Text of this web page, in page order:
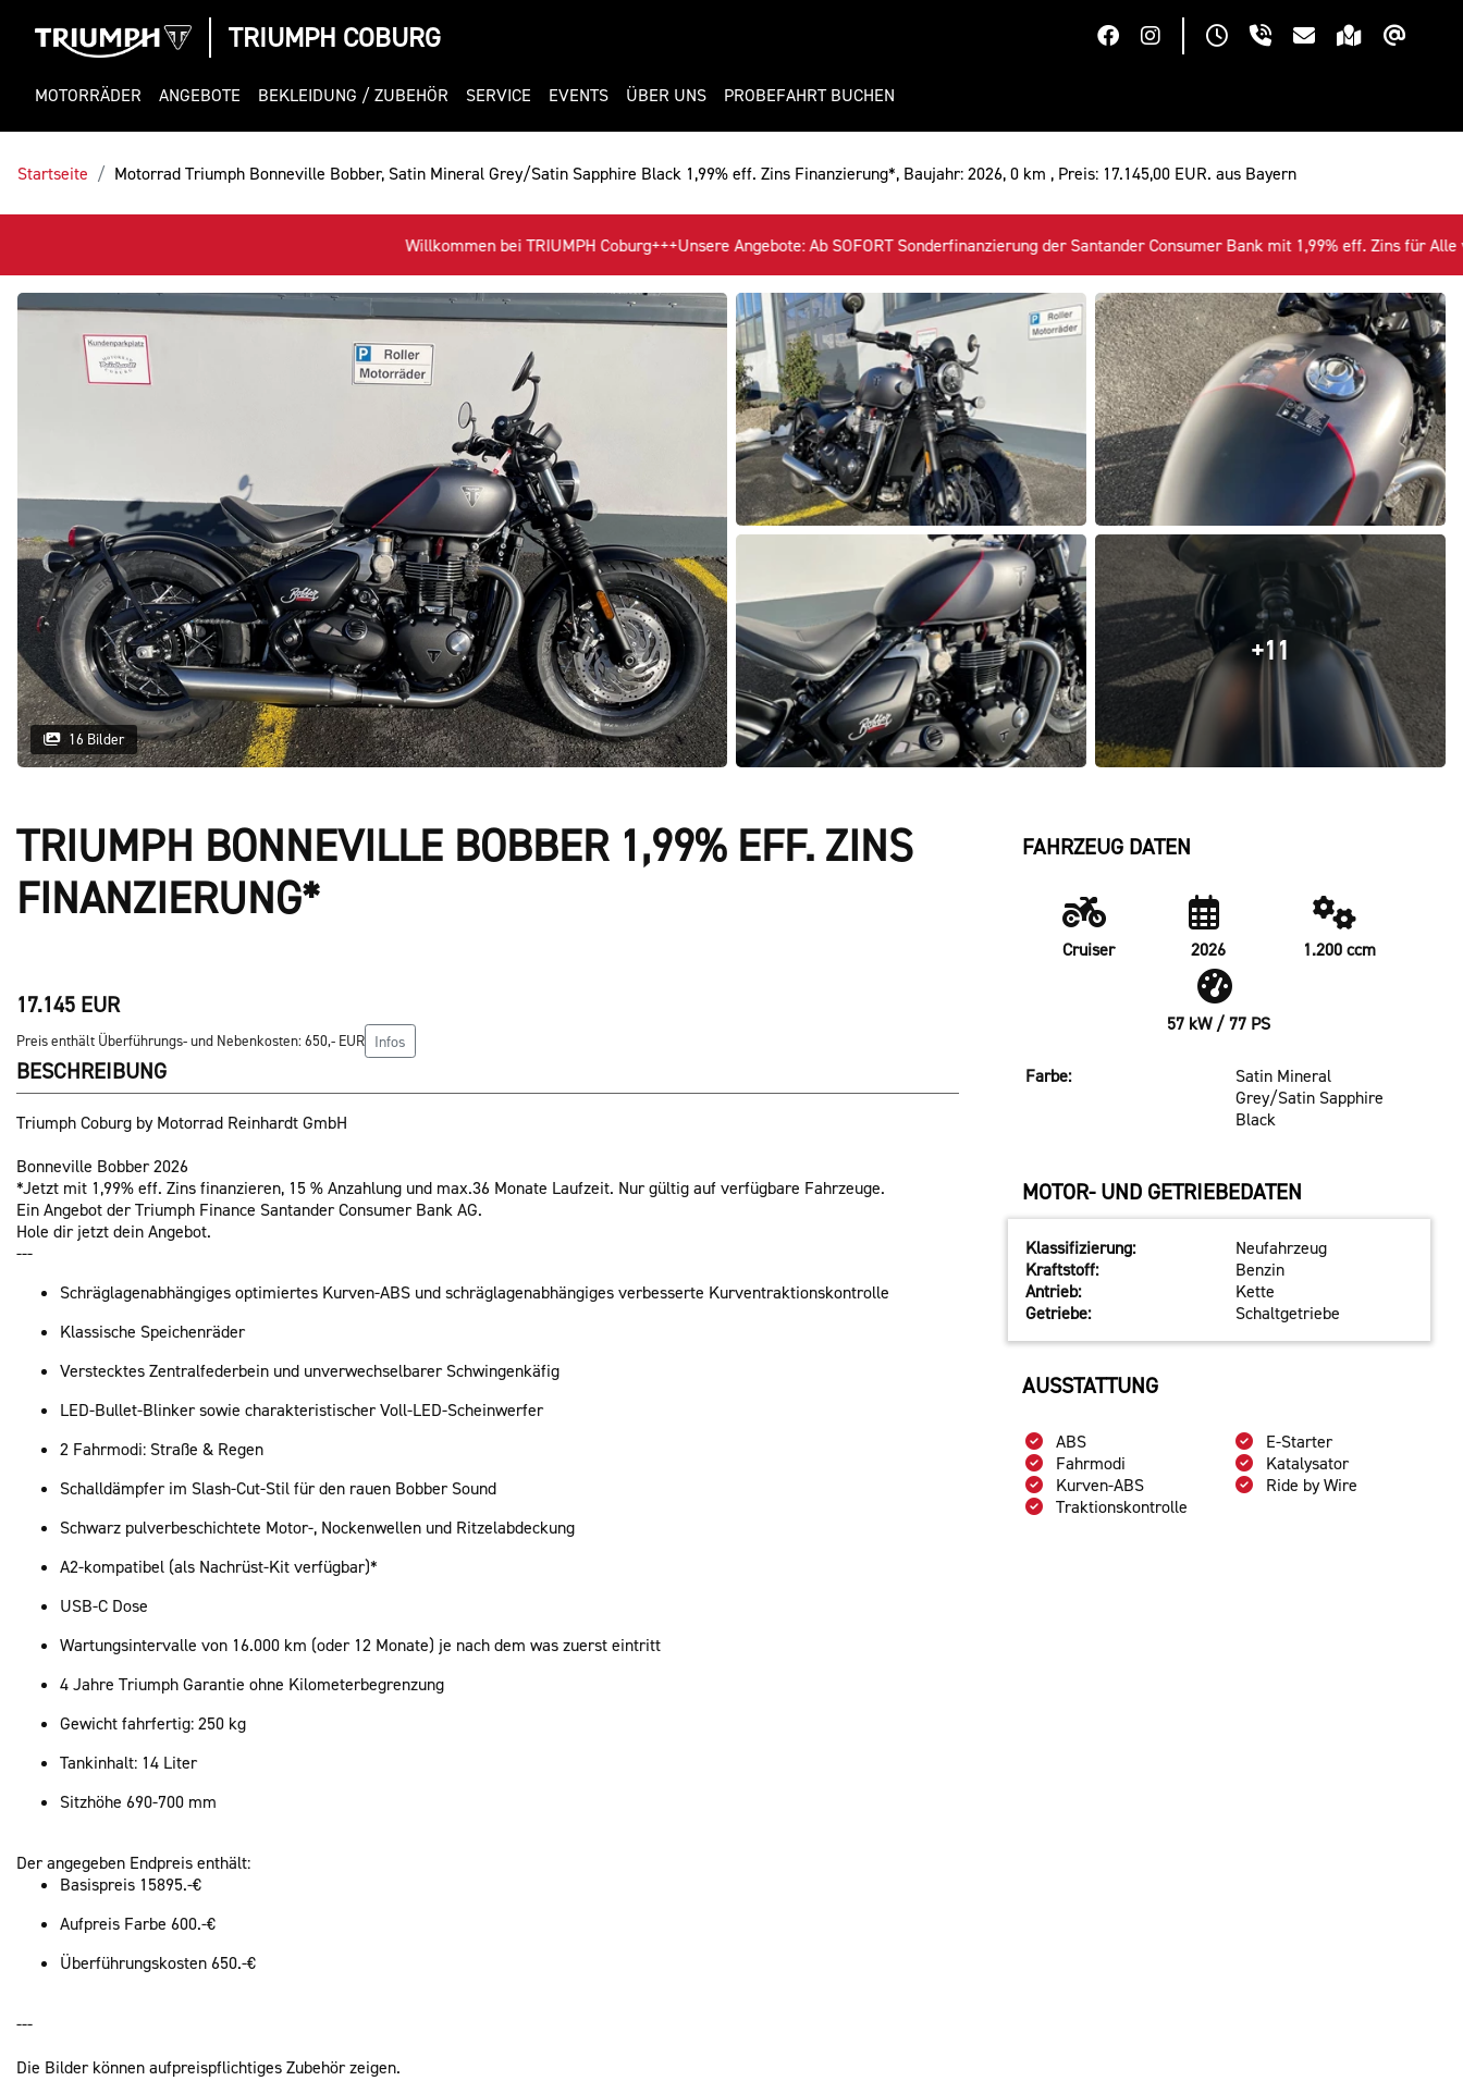
TRIUMPH COBURG
MOTORRÄDER ANGEBOTE BEKLEIDUNG / ZUBEHÖR SERVICE EVENTS ÜBER UNS PROBEFAHRT BUCHEN
Startseite Motorrad Triumph Bonneville Bobber, Satin Mineral Grey/Satin Sapphire Black 1,99% eff. Zins Finanzierung*, Baujahr: 2026, 0 km , Preis: 17.145,00 EUR. aus Bayern
Willkommen bei TRIUMPH Coburg+++Unsere Angebote: Ab SOFORT Sonderfinanzierung der Santander Consumer Bank mit 1,99% eff. Zins für Alle verfügbaren Triumph
16 Bilder
+11
TRIUMPH BONNEVILLE BOBBER 1,99% EFF. ZINS
FINANZIERUNG*
17.145 EUR
Preis enthält Überführungs- und Nebenkosten: 650,- EUR Infos
BESCHREIBUNG
Triumph Coburg by Motorrad Reinhardt GmbH
Bonneville Bobber 2026
*Jetzt mit 1,99% eff. Zins finanzieren, 15 % Anzahlung und max.36 Monate Laufzeit. Nur gültig auf verfügbare Fahrzeuge.
Ein Angebot der Triumph Finance Santander Consumer Bank AG.
Hole dir jetzt dein Angebot.
---
Schräglagenabhängiges optimiertes Kurven-ABS und schräglagenabhängiges verbesserte Kurventraktionskontrolle
Klassische Speichenräder
Verstecktes Zentralfederbein und unverwechselbarer Schwingenkäfig
LED-Bullet-Blinker sowie charakteristischer Voll-LED-Scheinwerfer
2 Fahrmodi: Straße & Regen
Schalldämpfer im Slash-Cut-Stil für den rauen Bobber Sound
Schwarz pulverbeschichtete Motor-, Nockenwellen und Ritzelabdeckung
A2-kompatibel (als Nachrüst-Kit verfügbar)*
USB-C Dose
Wartungsintervalle von 16.000 km (oder 12 Monate) je nach dem was zuerst eintritt
4 Jahre Triumph Garantie ohne Kilometerbegrenzung
Gewicht fahrfertig: 250 kg
Tankinhalt: 14 Liter
Sitzhöhe 690-700 mm
Der angegeben Endpreis enthält:
Basispreis 15895.-€
Aufpreis Farbe 600.-€
Überführungskosten 650.-€
---
Die Bilder können aufpreispflichtiges Zubehör zeigen.
FAHRZEUG DATEN
Cruiser 2026 1.200 ccm
57 kW / 77 PS
Farbe:
Satin Mineral
Grey/Satin Sapphire
Black
MOTOR- UND GETRIEBEDATEN
Klassifizierung:
Neufahrzeug
Kraftstoff:
Benzin
Antrieb:
Kette
Getriebe:
Schaltgetriebe
AUSSTATTUNG
ABS
E-Starter
Fahrmodi
Katalysator
Kurven-ABS
Ride by Wire
Traktionskontrolle